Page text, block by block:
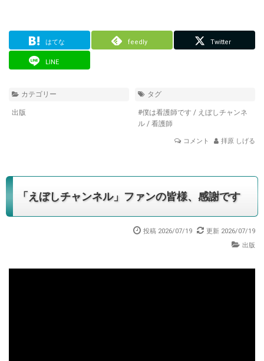
はてな feedly Twitter
LINE
カテゴリー
出版
タグ
#僕は看護師です / えぼしチャンネ
ル / 看護師
コメント 拝原 しげる
「えぼしチャンネル」ファンの皆様、感謝です
投稿 2026/07/19
更新 2026/07/19
出版